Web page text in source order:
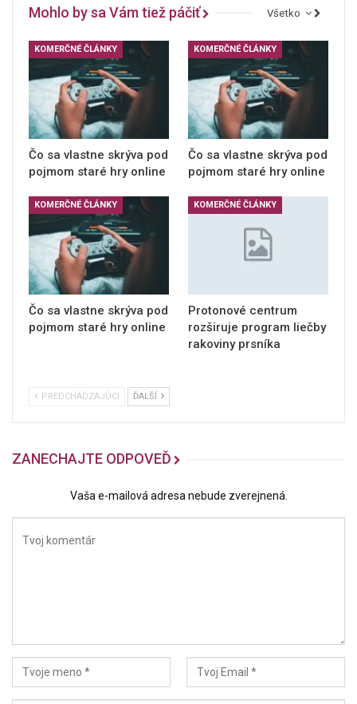
Všetko
Mohlo by sa Vám tiež páčiť
KOMERČNÉ ČLÁNKY
Čo sa vlastne skrýva pod
pojmom staré hry online
KOMERČNÉ ČLÁNKY
Čo sa vlastne skrýva pod
pojmom staré hry online
KOMERČNÉ ČLÁNKY
Čo sa vlastne skrýva pod
pojmom staré hry online
KOMERČNÉ ČLÁNKY
Protonové centrum
rozširuje program liečby
rakoviny prsníka
PREDCHÁDZAJÚCI ĎALŠÍ
ZANECHAJTE ODPOVEĎ
Vaša e-mailová adresa nebude zverejnená.